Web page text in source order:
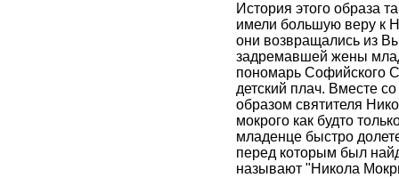
История этого образа
имели большую веру к
они возвращались из
задремавшей жены
пономарь Софийского
детский плач. Вместе
образом святителя
мокрого как будто
младенце быстро
перед которым был
называют "Никола